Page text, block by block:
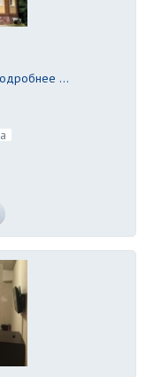
...